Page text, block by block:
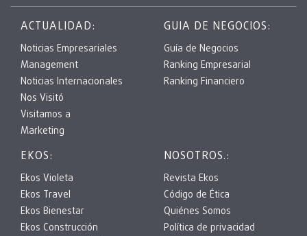
ACTUALIDAD:
Noticias Empresariales
Management
Noticias Internacionales
Nos Visitó
Visitamos a
Marketing
GUIA DE NEGOCIOS:
Guía de Negocios
Ranking Empresarial
Ranking Financiero
EKOS:
Ekos Violeta
Ekos Travel
Ekos Bienestar
Ekos Construcción
NOSOTROS.:
Revista Ekos
Código de Ética
Quiénes Somos
Política de privacidad